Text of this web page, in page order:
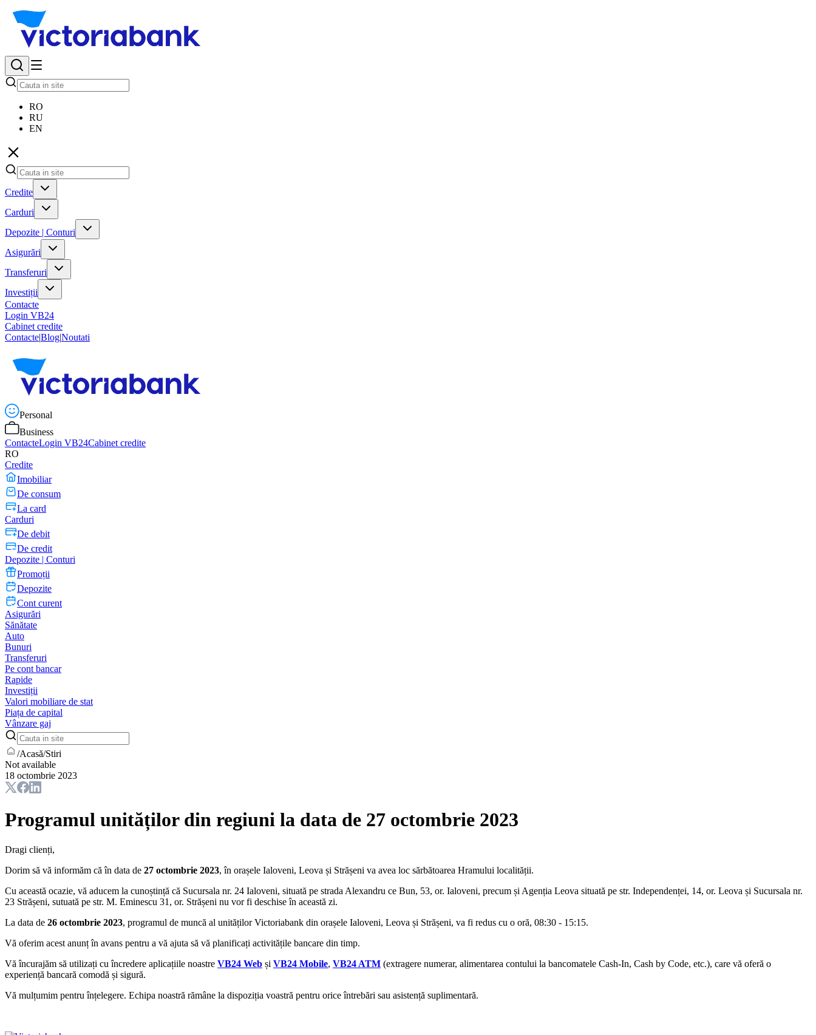
RO
RU
EN
Credite
Carduri
Depozite | Conturi
Asigurări
Transferuri
Investiții
Contacte
Login VB24
Cabinet credite
Contacte|Blog|Noutati
Personal
Business
ContacteLogin VB24Cabinet credite
RO
Credite
Imobiliar
De consum
La card
Carduri
De debit
De credit
Depozite | Conturi
Promoții
Depozite
Cont curent
Asigurări
Sănătate
Auto
Bunuri
Transferuri
Pe cont bancar
Rapide
Investiții
Valori mobiliare de stat
Piața de capital
Vânzare gaj
/Acasă/Stiri
Not available
18 octombrie 2023
Programul unităților din regiuni la data de 27 octombrie 2023
Dragi clienți,
Dorim să vă informăm că în data de 27 octombrie 2023, în orașele Ialoveni, Leova și Strășeni va avea loc sărbătoarea Hramului localității.
Cu această ocazie, vă aducem la cunoștință că Sucursala nr. 24 Ialoveni, situată pe strada Alexandru ce Bun, 53, or. Ialoveni, precum și Agenția Leova situată pe str. Independenței, 14, or. Leova și Sucursala nr.
23 Strășeni, sutuată pe str. M. Eminescu 31, or. Strășeni nu vor fi deschise în această zi.
La data de 26 octombrie 2023, programul de muncă al unităților Victoriabank din orașele Ialoveni, Leova și Strășeni, va fi redus cu o oră, 08:30 - 15:15.
Vă oferim acest anunț în avans pentru a vă ajuta să vă planificați activitățile bancare din timp.
Vă încurajăm să utilizați cu încredere aplicațiile noastre VB24 Web și VB24 Mobile, VB24 ATM (extragere numerar, alimentarea contului la bancomatele Cash-In, Cash by Code, etc.), care vă oferă o
experiență bancară comodă și sigură.
Vă mulțumim pentru înțelegere. Echipa noastră rămâne la dispoziția voastră pentru orice întrebări sau asistență suplimentară.